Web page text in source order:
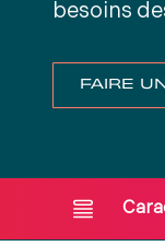
besoins
FAIRE